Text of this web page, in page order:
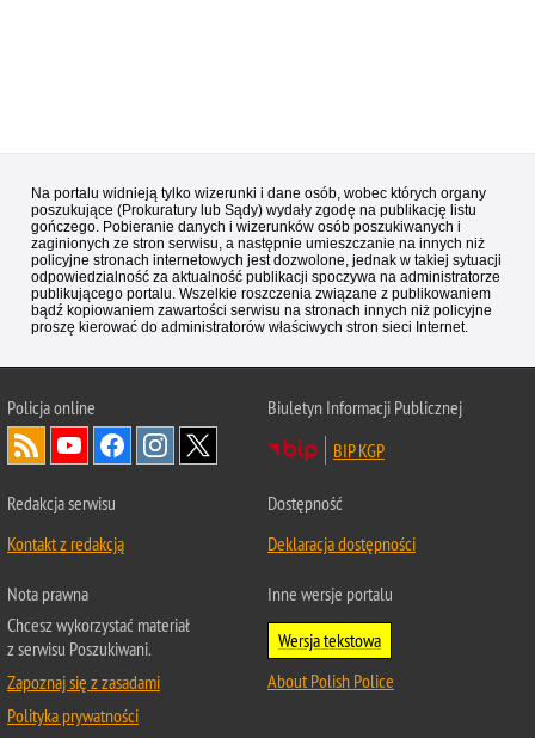
Na portalu widnieją tylko wizerunki i dane osób, wobec których organy
poszukujące (Prokuratury lub Sądy) wydały zgodę na publikację listu
gończego. Pobieranie danych i wizerunków osób poszukiwanych i
zaginionych ze stron serwisu, a następnie umieszczanie na innych niż
policyjne stronach internetowych jest dozwolone, jednak w takiej sytuacji
odpowiedzialność za aktualność publikacji spoczywa na administratorze
publikującego portalu. Wszelkie roszczenia związane z publikowaniem
bądź kopiowaniem zawartości serwisu na stronach innych niż policyjne
proszę kierować do administratorów właściwych stron sieci Internet.
Policjaonline
Biuletyn Informacji Publicznej
BIP KGP
Redakcja serwisu
Kontakt z redakcją
Dostępność
Deklaracja dostępności
Nota prawna
Chcesz wykorzystać materiał
z serwisu Poszukiwani.
Zapoznaj się z zasadami
Polityka prywatności
Inne wersje portalu
Wersja tekstowa
About Polish Police